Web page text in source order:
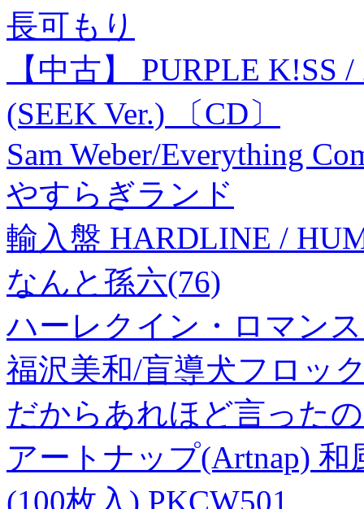
長可もり
【中古】 PURPLE
(SEEK Ver.) 〔CD〕
Sam Weber/Everything
やすらぎランド
輸入盤 HARDLINE /
なんと孫六(76)
ハーレクイン・ロマン
福沢美和/盲導犬フロッ
だからあれほど言った
アートナップ(Artnap)
(100枚入) PKCW501